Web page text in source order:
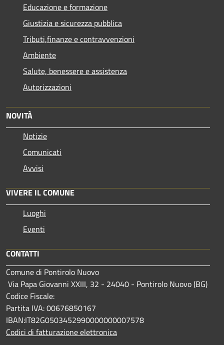
Educazione e formazione
Giustizia e sicurezza pubblica
Tributi,finanze e contravvenzioni
Ambiente
Salute, benessere e assistenza
Autorizzazioni
NOVITÀ
Notizie
Comunicati
Avvisi
VIVERE IL COMUNE
Luoghi
Eventi
CONTATTI
Comune di Pontirolo Nuovo
Via Papa Giovanni XXIII, 32 - 24040 - Pontirolo Nuovo (BG)
Codice Fiscale:
Partita IVA: 00676850167
IBAN:IT82G0503452990000000007578
Codici di fatturazione elettronica